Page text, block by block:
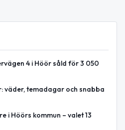
4 i Höör såld för 3 050
väder, temadagar och snabba
i Höörs kommun – valet 13